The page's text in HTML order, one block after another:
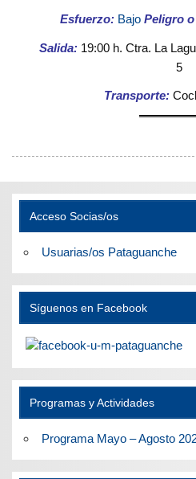
Esfuerzo: Bajo Peligro
Salida: 19:00 h. Ctra. La
5
Transporte:
Acceso Socias/os
Usuarias/os Pataguanche
Síguenos en Facebook
Programas y Actividades
Programa Mayo – Agosto